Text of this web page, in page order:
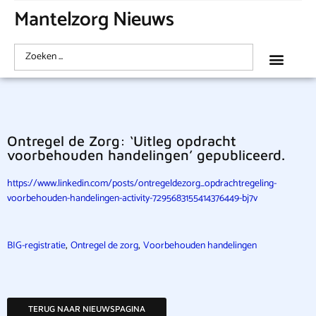
Mantelzorg Nieuws
Ontregel de Zorg: ‘Uitleg opdracht
voorbehouden handelingen’ gepubliceerd.
https://www.linkedin.com/posts/ontregeldezorg_opdrachtregeling-
voorbehouden-handelingen-activity-7295683155414376449-bj7v
BIG-registratie, Ontregel de zorg, Voorbehouden handelingen
TERUG NAAR NIEUWSPAGINA